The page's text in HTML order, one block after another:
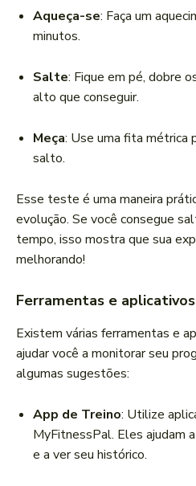
Aqueça-se: Faça um
minutos.
Salte: Fique em pé, dobre
alto que conseguir.
Meça: Use uma fita métrica
salto.
Esse teste é uma maneira
evolução. Se você consegue
tempo, isso mostra que sua
melhorando!
Ferramentas e
Existem várias ferramentas e
ajudar você a monitorar seu
algumas sugestões:
App de Treino: Utilize
MyFitnessPal. Eles ajudam
e a ver seu histórico.